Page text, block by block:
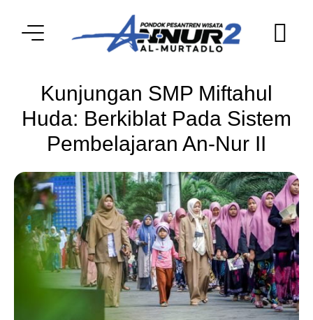
Kunjungan SMP Miftahul
Huda: Berkiblat Pada Sistem
Pembelajaran An-Nur II